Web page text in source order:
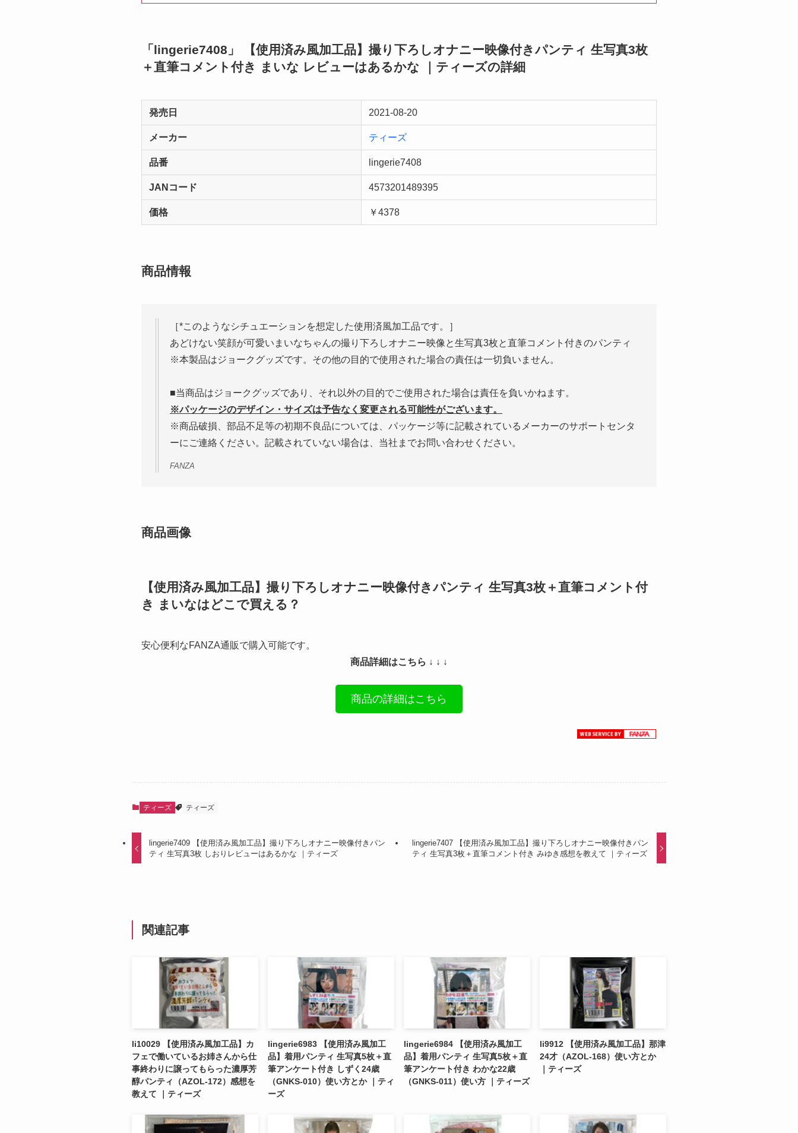
「lingerie7408」 【使用済み風加工品】撮り下ろしオナニー映像付きパンティ 生写真3枚
＋直筆コメント付き まいな レビューはあるかな ｜ティーズの詳細
発売日 2021-08-20
メーカー ティーズ
品番 lingerie7408
JANコード 4573201489395
価格 ￥4378
商品情報
［*このようなシチュエーションを想定した使用済風加工品です。］
あどけない笑顔が可愛いまいなちゃんの撮り下ろしオナニー映像と生写真3枚と直筆コメント付きのパンティ
※本製品はジョークグッズです。その他の目的で使用された場合の責任は一切負いません。
■当商品はジョークグッズであり、それ以外の目的でご使用された場合は責任を負いかねます。
※パッケージのデザイン・サイズは予告なく変更される可能性がございます。
※商品破損、部品不足等の初期不良品については、パッケージ等に記載されているメーカーのサポートセンタ
ーにご連絡ください。記載されていない場合は、当社までお問い合わせください。
FANZA
商品画像
【使用済み風加工品】撮り下ろしオナニー映像付きパンティ 生写真3枚＋直筆コメント付
き まいなはどこで買える？
安心便利なFANZA通販で購入可能です。
商品詳細はこちら ↓ ↓ ↓
商品の詳細はこちら
ティーズ ティーズ
lingerie7409 【使用済み風加工品】撮り下ろしオナニー映像付きパン
ティ 生写真3枚 しおりレビューはあるかな ｜ティーズ
lingerie7407 【使用済み風加工品】撮り下ろしオナニー映像付きパン
ティ 生写真3枚＋直筆コメント付き みゆき感想を教えて ｜ティーズ
関連記事
li10029 【使用済み風加工品】カ
フェで働いているお姉さんから仕
事終わりに譲ってもらった濃厚芳
醇パンティ（AZOL-172）感想を
教えて ｜ティーズ
lingerie6983 【使用済み風加工
品】着用パンティ 生写真5枚＋直
筆アンケート付き しずく24歳
（GNKS-010）使い方とか ｜ティ
ーズ
lingerie6984 【使用済み風加工
品】着用パンティ 生写真5枚＋直
筆アンケート付き わかな22歳
（GNKS-011）使い方 ｜ティーズ
li9912 【使用済み風加工品】那津
24才（AZOL-168）使い方とか
｜ティーズ